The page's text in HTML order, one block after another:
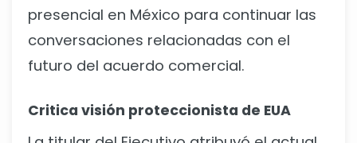
presencial en México para continuar las
conversaciones relacionadas con el
futuro del acuerdo comercial.
Critica visión proteccionista de EUA